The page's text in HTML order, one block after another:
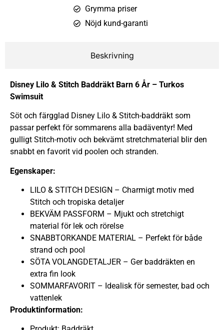
Grymma priser
Nöjd kund-garanti
Beskrivning
Disney Lilo & Stitch Baddräkt Barn 6 År – Turkos
Swimsuit
Söt och färgglad Disney Lilo & Stitch-baddräkt som
passar perfekt för sommarens alla badäventyr! Med
gulligt Stitch-motiv och bekvämt stretchmaterial blir den
snabbt en favorit vid poolen och stranden.
Egenskaper:
LILO & STITCH DESIGN – Charmigt motiv med
Stitch och tropiska detaljer
BEKVÄM PASSFORM – Mjukt och stretchigt
material för lek och rörelse
SNABBTORKANDE MATERIAL – Perfekt för både
strand och pool
SÖTA VOLANGDETALJER – Ger baddräkten en
extra fin look
SOMMARFAVORIT – Idealisk för semester, bad och
vattenlek
Produktinformation: